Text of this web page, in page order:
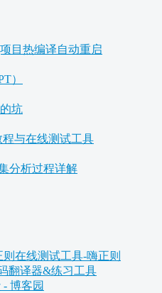
目热编译自动重启
）
坑
与在线测试工具
分析过程详解
则在线测试工具-嗨正则
翻译器&练习工具
- 博客园